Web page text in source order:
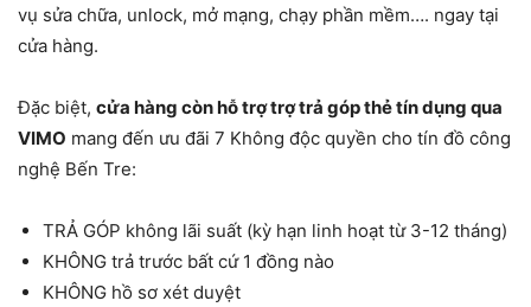
vụ sửa chữa, unlock, mở mạng, chạy phần mềm…. ngay tại
cửa hàng.
Đặc biệt, cửa hàng còn hỗ trợ trợ trả góp thẻ tín dụng qua
VIMO mang đến ưu đãi 7 Không độc quyền cho tín đồ công
nghệ Bến Tre:
TRẢ GÓP không lãi suất (kỳ hạn linh hoạt từ 3-12 tháng)
KHÔNG trả trước bất cứ 1 đồng nào
KHÔNG hồ sơ xét duyệt